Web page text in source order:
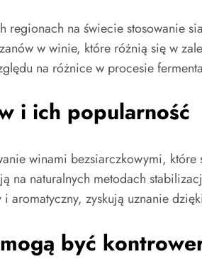
na świecie stosowanie
w winie, które różnią się w
na różnice w procesie
i ich popularność
winami bezsiarczkowymi,
na naturalnych metodach
zyskują uznanie
być